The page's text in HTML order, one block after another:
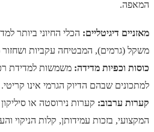
המאפה.
מאזניים דיגיטליים: הכלי החיוני ביותר
משקל (גרמים), המבטיחה עקביות ושחזור
כוסות וכפיות מדידה: משמשות למדידת
למתכונים שבהם הדיוק הגרמי אינו קריטי.
קערות ערבוב: קערות נירוסטה או
המקצועי, בזכות עמידותן, קלות הניקוי